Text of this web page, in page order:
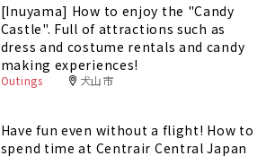
[Inuyama] How to enjoy the "Candy
Castle". Full of attractions such as
dress and costume rentals and candy
making experiences!
Outings 犬山市
Have fun even without a flight! How to
spend time at Centrair Central Japan